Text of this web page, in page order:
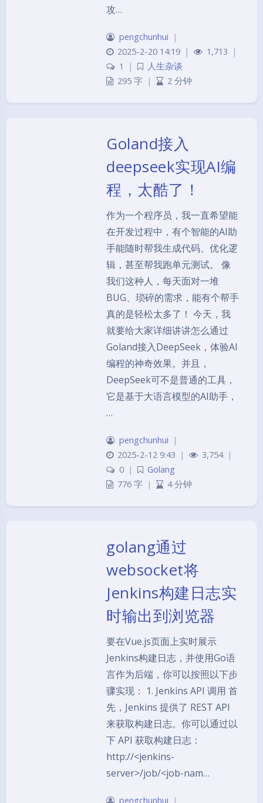
攻…
pengchunhui
|
2025-2-20 14:19 | 1,713
|
1
|
人生杂谈
295 字 | 2 分钟
Goland接入
deepseek实现AI编
程，太酷了！
作为一个程序员，我一直希望能
在开发过程中，有个智能的AI助
手能随时帮我生成代码、优化逻
辑，甚至帮我跑单元测试。 像
我们这种人，每天面对一堆
BUG、琐碎的需求，能有个帮手
真的是轻松太多了！ 今天，我
就要给大家详细讲讲怎么通过
Goland接入DeepSeek，体验AI
编程的神奇效果。并且，
DeepSeek可不是普通的工具，
它是基于大语言模型的AI助手，
…
pengchunhui
|
2025-2-12 9:43
| 3,754 |
0 |
Golang
776 字 | 4 分钟
golang通过
websocket将
Jenkins构建日志实
时输出到浏览器
要在Vue.js页面上实时展示
Jenkins构建日志，并使用Go语
言作为后端，你可以按照以下步
骤实现： 1. Jenkins API 调用 首
先，Jenkins 提供了 REST API
来获取构建日志。你可以通过以
下 API 获取构建日志：
http://<jenkins-
server>/job/<job-nam…
pengchunhui |